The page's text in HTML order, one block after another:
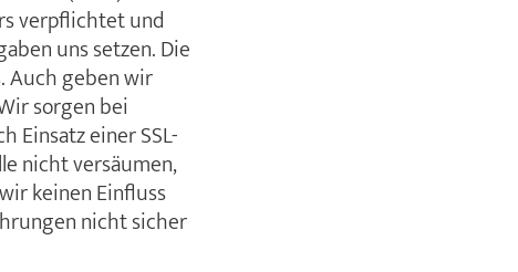
verpflichtet und
uns setzen. Die
Auch geben wir
sorgen bei
Einsatz einer SSL-
nicht versäumen,
keinen Einfluss
nicht sicher